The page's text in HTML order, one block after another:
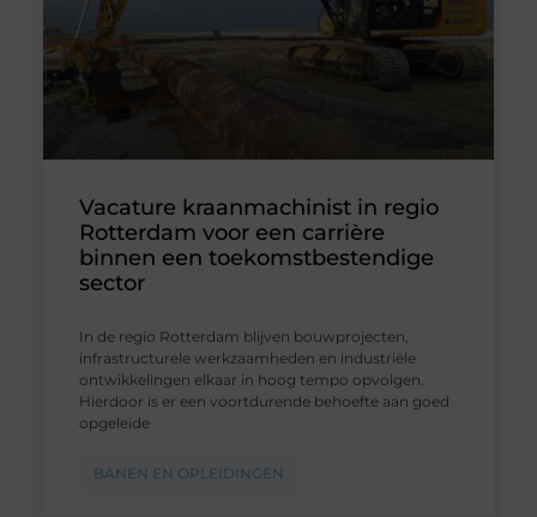
Vacature kraanmachinist in regio
Rotterdam voor een carrière
binnen een toekomstbestendige
sector
In de regio Rotterdam blijven bouwprojecten,
infrastructurele werkzaamheden en industriële
ontwikkelingen elkaar in hoog tempo opvolgen.
Hierdoor is er een voortdurende behoefte aan goed
opgeleide
BANEN EN OPLEIDINGEN